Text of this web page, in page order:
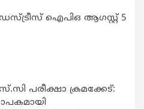
ഐപിഒ ആഗസ്റ്റ് 5
പരീക്ഷാ ക്രമക്കേട്: